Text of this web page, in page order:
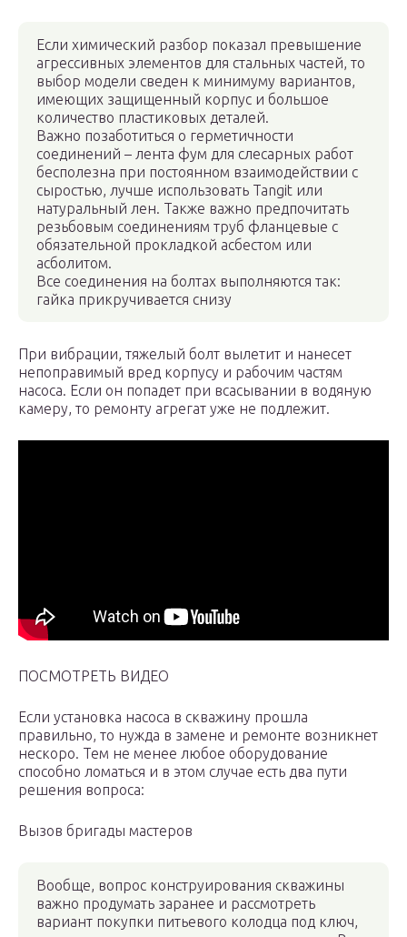
Если химический разбор показал превышение
агрессивных элементов для стальных частей, то
выбор модели сведен к минимуму вариантов,
имеющих защищенный корпус и большое
количество пластиковых деталей.
Важно позаботиться о герметичности
соединений – лента фум для слесарных работ
бесполезна при постоянном взаимодействии с
сыростью, лучше использовать Tangit или
натуральный лен. Также важно предпочитать
резьбовым соединениям труб фланцевые с
обязательной прокладкой асбестом или
асболитом.
Все соединения на болтах выполняются так:
гайка прикручивается снизу
При вибрации, тяжелый болт вылетит и нанесет
непоправимый вред корпусу и рабочим частям
насоса. Если он попадет при всасывании в водяную
камеру, то ремонту агрегат уже не подлежит.
ПОСМОТРЕТЬ ВИДЕО
Если установка насоса в скважину прошла
правильно, то нужда в замене и ремонте возникнет
нескоро. Тем не менее любое оборудование
способно ломаться и в этом случае есть два пути
решения вопроса:
Вызов бригады мастеров
Вообще, вопрос конструирования скважины
важно продумать заранее и рассмотреть
вариант покупки питьевого колодца под ключ,